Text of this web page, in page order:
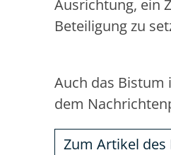
Ausrichtung, ein
Beteiligung zu
Auch das
dem
Zum Artikel